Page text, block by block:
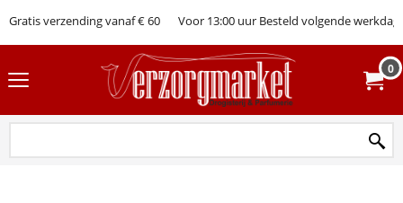
Gratis verzending vanaf € 60 Voor 13:00 uur Besteld volgende werkdag
0